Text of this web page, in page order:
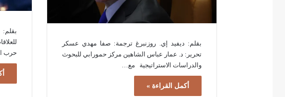
بقلم: ديفيد إي. روزنبرغ ترجمة: صفا مهدي عسكر
تحرير: د. عمار عباس الشاهين مركز حمورابي للبحوث
والدراسات الاستراتيجية مع…
أكمل القراءة »
حرب